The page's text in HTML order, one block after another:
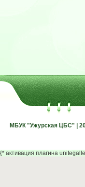
МБУК "Ужурская ЦБС" | 2011-
МБУК "Ужурская ЦБС" |
{* активация плагина